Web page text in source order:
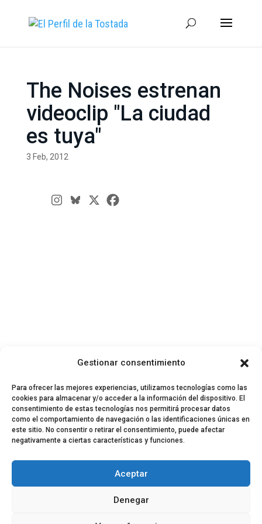
Gestionar consentimiento
Para ofrecer las mejores experiencias, utilizamos tecnologías como las
cookies para almacenar y/o acceder a la información del dispositivo. El
consentimiento de estas tecnologías nos permitirá procesar datos
como el comportamiento de navegación o las identificaciones únicas en
este sitio. No consentir o retirar el consentimiento, puede afectar
negativamente a ciertas características y funciones.
Aceptar
Denegar
The Noises estrenan
videoclip "La ciudad
es tuya"
3 Feb, 2012
Equipo EPDLT Contacto